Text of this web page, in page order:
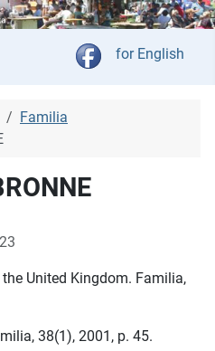
Kies jou taal
for English
Familia
United Kingdom. Familia,
38(1), 2001, p. 45.